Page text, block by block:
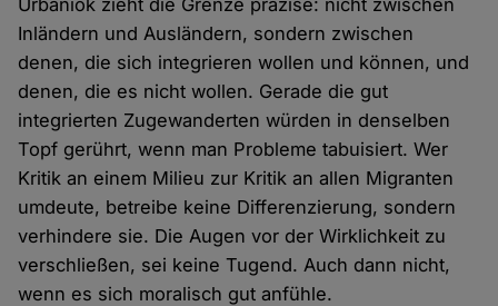
Inländern und Ausländern, sondern zwischen
denen, die sich integrieren wollen und können, und
denen, die es nicht wollen. Gerade die gut
integrierten Zugewanderten würden in denselben
Topf gerührt, wenn man Probleme tabuisiert. Wer
Kritik an einem Milieu zur Kritik an allen Migranten
umdeute, betreibe keine Differenzierung, sondern
verhindere sie. Die Augen vor der Wirklichkeit zu
verschließen, sei keine Tugend. Auch dann nicht,
wenn es sich moralisch gut anfühle.